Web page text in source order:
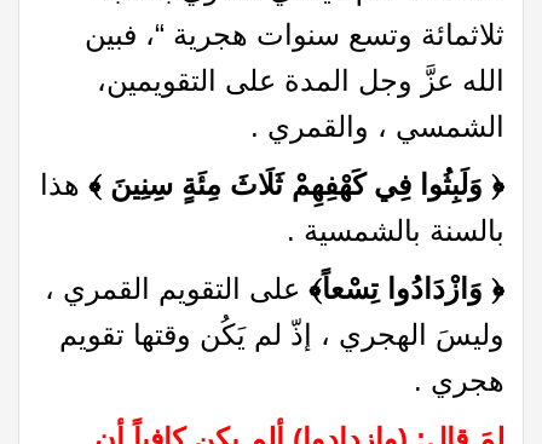
ثلاثمائة وتسع سنوات هجرية “، فبين
الله عزَّ وجل المدة على التقويمين،
الشمسي ، والقمري .
﴿ وَلَبِثُوا فِي كَهْفِهِمْ ثَلَاثَ مِئَةٍ سِنِينَ ﴾ هذا
بالسنة بالشمسية .
﴿ وَازْدَادُوا تِسْعاً﴾ على التقويم القمري ،
وليسَ الهجري ، إذّ لم يَكُن وقتها تقويم
هجري .